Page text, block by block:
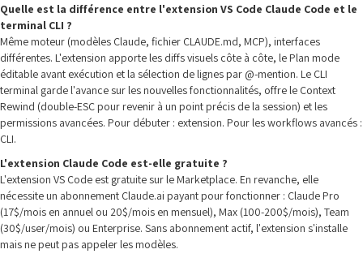
Quelle est la différence entre l'extension VS Code Claude Code et le
terminal CLI ?
Même moteur (modèles Claude, fichier CLAUDE.md, MCP), interfaces
différentes. L'extension apporte les diffs visuels côte à côte, le Plan mode
éditable avant exécution et la sélection de lignes par @-mention. Le CLI
terminal garde l'avance sur les nouvelles fonctionnalités, offre le Context
Rewind (double-ESC pour revenir à un point précis de la session) et les
permissions avancées. Pour débuter : extension. Pour les workflows avancés :
CLI.
L'extension Claude Code est-elle gratuite ?
L'extension VS Code est gratuite sur le Marketplace. En revanche, elle
nécessite un abonnement Claude.ai payant pour fonctionner : Claude Pro
(17$/mois en annuel ou 20$/mois en mensuel), Max (100-200$/mois), Team
(30$/user/mois) ou Enterprise. Sans abonnement actif, l'extension s'installe
mais ne peut pas appeler les modèles.